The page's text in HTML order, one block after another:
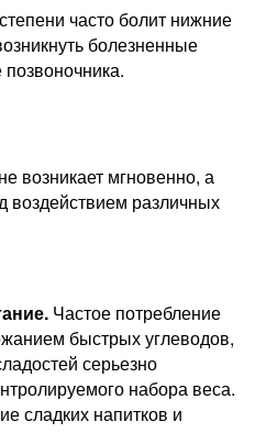
часто болит нижние
болезненные
возникает мгновенно, а
воздействием различных
Частое потребление
быстрых углеводов,
серьезно
набора веса.
сладких напитков и